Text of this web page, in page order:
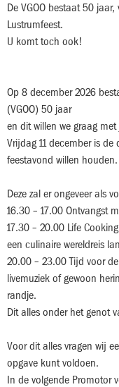
De VGOO bestaat 50
Lustrumfeest.
U komt toch ook!
Op 8 december 2026
(VGOO) 50 jaar
en dit willen we graag
Vrijdag 11 december is
feestavond willen houden.
Deze zal er ongeveer als
16.30 – 17.00 Ontvangst
17.30 – 20.00 Life
een culinaire wereldreis
20.00 – 23.00 Tijd voor
livemuziek of gewoon
randje.
Dit alles onder het genot
Voor dit alles vragen wij
opgave kunt voldoen.
In de volgende Promotor